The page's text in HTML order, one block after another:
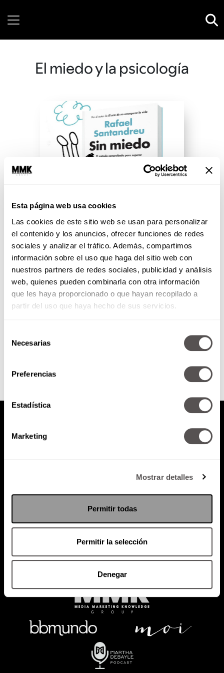
Esta página web usa cookies
Las cookies de este sitio web se usan para personalizar
el contenido y los anuncios, ofrecer funciones de redes
sociales y analizar el tráfico. Además, compartimos
información sobre el uso que haga del sitio web con
nuestros partners de redes sociales, publicidad y análisis
web, quienes pueden combinarla con otra información
que les haya proporcionado o que hayan recopilado a
partir del uso que haya hecho de sus servicios.
Necesarias
Preferencias
Estadística
Marketing
Mostrar detalles
Permitir todas
Permitir la selección
Denegar
El miedo y la psicología
14 pasos para superar el miedo
irracional
Para todos los hipocondríacos,
los que tienen TOC, depresión,
ansiedad, les vamos a decir los 14
pasos para superar cualquier...
Política de Privacidad
PODCAST RADIO MARTHA EVENTOS
SACA TU ID